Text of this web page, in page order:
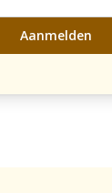
Aanmelden